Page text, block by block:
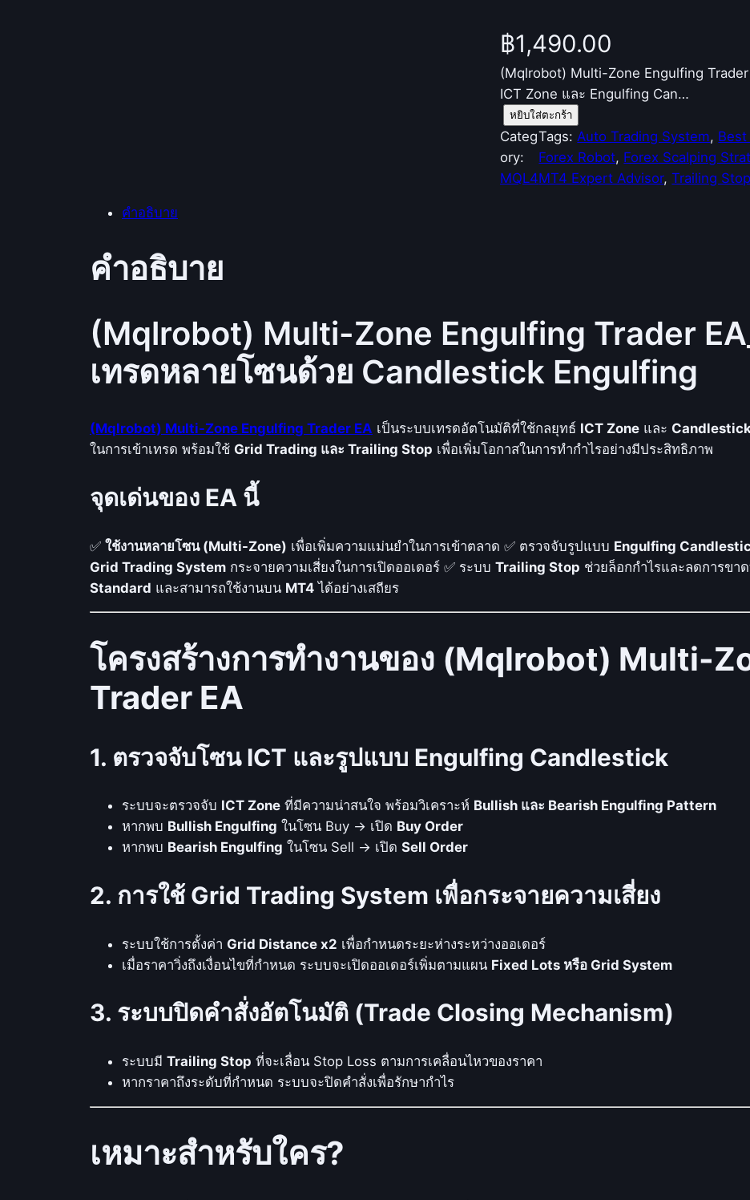
฿1,490.00
(Mqlrobot) Multi-Zone Engulfing
ICT Zone และ Engulfing Can…
จำ
น
ว
น
o
t
)
u
l
o
n
E
g
u
n
T
e
r
A
_
Q
หยิบใส่ตะกร้า
Categ
ory:
MQL4
Tags:Auto Trading System, Best
Forex Robot, Forex Scalping
MT4 Expert Advisor, Trailing
คำอธิบาย
คำอธิบาย
(Mqlrobot) Multi-Zone Engulfing Trader
เทรดหลายโซนด้วย Candlestick Engulfing
(Mqlrobot) Multi-Zone Engulfing Trader EA เป็นระบบเทรดอัตโนมัติที่ใช้กลยุทธ์ ICT Zone และ
ในการเข้าเทรด พร้อมใช้ Grid Trading และ Trailing Stop เพื่อเพิ่มโอกาสในการทำกำไรอย่างมีประสิทธิภาพ
จุดเด่นของ EA นี้
✅ ใช้งานหลายโซน (Multi-Zone) เพื่อเพิ่มความแม่นยำในการเข้าตลาด ✅ ตรวจจับรูปแบบ Engulfing
Grid Trading System กระจายความเสี่ยงในการเปิดออเดอร์ ✅ ระบบ Trailing Stop ช่วยล็อกกำไรและลดการขา
Standard และสามารถใช้งานบน MT4 ได้อย่างเสถียร
โครงสร้างการทำงานของ (Mqlrobot) Multi-
Trader EA
1. ตรวจจับโซน ICT และรูปแบบ Engulfing Candlestick
ระบบจะตรวจจับ ICT Zone ที่มีความน่าสนใจ พร้อมวิเคราะห์ Bullish และ Bearish Engulfing Pattern
หากพบ Bullish Engulfing ในโซน Buy → เปิด Buy Order
หากพบ Bearish Engulfing ในโซน Sell → เปิด Sell Order
2. การใช้ Grid Trading System เพื่อกระจายความเสี่ยง
ระบบใช้การตั้งค่า Grid Distance x2 เพื่อกำหนดระยะห่างระหว่างออเดอร์
เมื่อราคาวิ่งถึงเงื่อนไขที่กำหนด ระบบจะเปิดออเดอร์เพิ่มตามแผน Fixed Lots หรือ Grid System
3. ระบบปิดคำสั่งอัตโนมัติ (Trade Closing Mechanism)
ระบบมี Trailing Stop ที่จะเลื่อน Stop Loss ตามการเคลื่อนไหวของราคา
หากราคาถึงระดับที่กำหนด ระบบจะปิดคำสั่งเพื่อรักษากำไร
เหมาะสำหรับใคร?